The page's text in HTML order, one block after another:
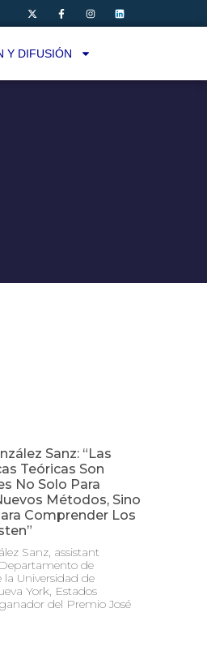
Y DIFUSIÓN
Sanz: “Las
Teóricas Son
No Solo Para
Métodos, Sino
Comprender Los
Sanz, assistant
de
la Universidad de
York, Estados
del Premio José